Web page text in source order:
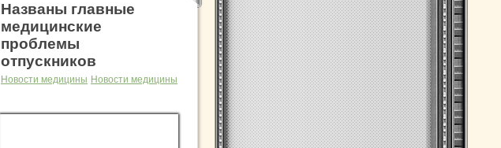
Названы главные
медицинские
проблемы
отпускников
Новости медицины Новости медицины